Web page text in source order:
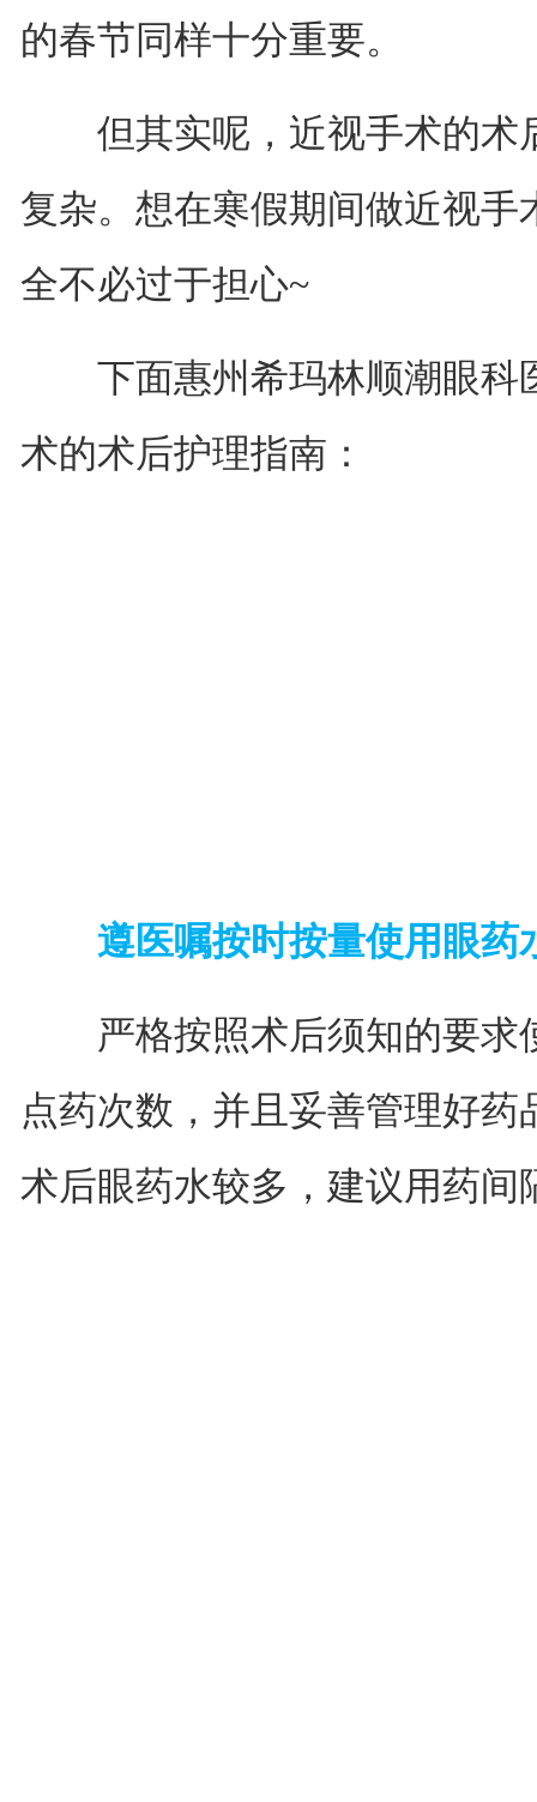
的春节同样十分重要。
但其实呢，近视手术的术
复杂。想在寒假期间做近视
全不必过于担心~
下面惠州希玛林顺潮眼科
术的术后护理指南：
遵医嘱按时按量使用眼药
严格按照术后须知的要求
点药次数，并且妥善管理好
术后眼药水较多，建议用药间